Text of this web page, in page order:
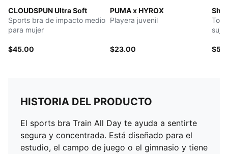
CLOUDSPUN Ultra Soft
Sports bra de impacto medio
para mujer
$45.00
PUMA x HYROX
Playera juvenil
$23.00
Top
HISTORIA DEL PRODUCTO
El sports bra Train All Day te ayuda a sentirte
segura y concentrada. Está diseñado para el
estudio, el campo de juego o el gimnasio y tiene